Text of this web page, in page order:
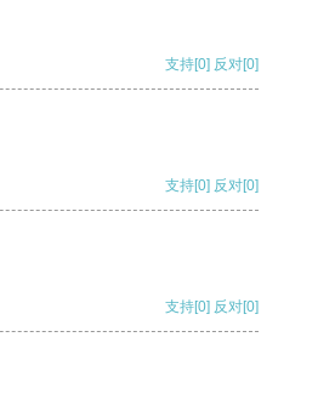
支持[0] 反对[0]
支持[0] 反对[0]
支持[0] 反对[0]